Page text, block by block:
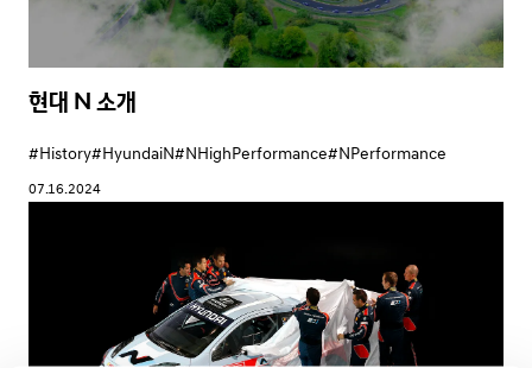
현대 N 소개
#History#HyundaiN#NHighPerformance#NPerformance
07.16.2024